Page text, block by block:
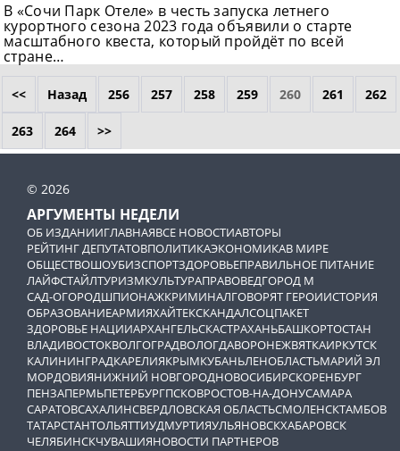
В «Сочи Парк Отеле» в честь запуска летнего
курортного сезона 2023 года объявили о старте
масштабного квеста, который пройдёт по всей
стране…
<< Назад 256 257 258 259 260 261 262
263 264 >>
© 2026
АРГУМЕНТЫ НЕДЕЛИ
ОБ ИЗДАНИИГЛАВНАЯВСЕ НОВОСТИАВТОРЫ
РЕЙТИНГ ДЕПУТАТОВПОЛИТИКАЭКОНОМИКАВ МИРЕ
ОБЩЕСТВОШОУБИЗСПОРТЗДОРОВЬЕПРАВИЛЬНОЕ ПИТАНИЕ
ЛАЙФСТАЙЛТУРИЗМКУЛЬТУРАПРАВОВЕДГОРОД М
САД-ОГОРОДШПИОНАЖКРИМИНАЛГОВОРЯТ ГЕРОИИСТОРИЯ
ОБРАЗОВАНИЕАРМИЯХАЙТЕКСКАНДАЛСОЦПАКЕТ
ЗДОРОВЬЕ НАЦИИАРХАНГЕЛЬСКАСТРАХАНЬБАШКОРТОСТАН
ВЛАДИВОСТОКВОЛГОГРАДВОЛОГДАВОРОНЕЖВЯТКАИРКУТСК
КАЛИНИНГРАДКАРЕЛИЯКРЫМКУБАНЬЛЕНОБЛАСТЬМАРИЙ ЭЛ
МОРДОВИЯНИЖНИЙ НОВГОРОДНОВОСИБИРСКОРЕНБУРГ
ПЕНЗАПЕРМЬПЕТЕРБУРГПСКОВРОСТОВ-НА-ДОНУСАМАРА
САРАТОВСАХАЛИНСВЕРДЛОВСКАЯ ОБЛАСТЬСМОЛЕНСКТАМБОВ
ТАТАРСТАНТОЛЬЯТТИУДМУРТИЯУЛЬЯНОВСКХАБАРОВСК
ЧЕЛЯБИНСКЧУВАШИЯНОВОСТИ ПАРТНЕРОВ